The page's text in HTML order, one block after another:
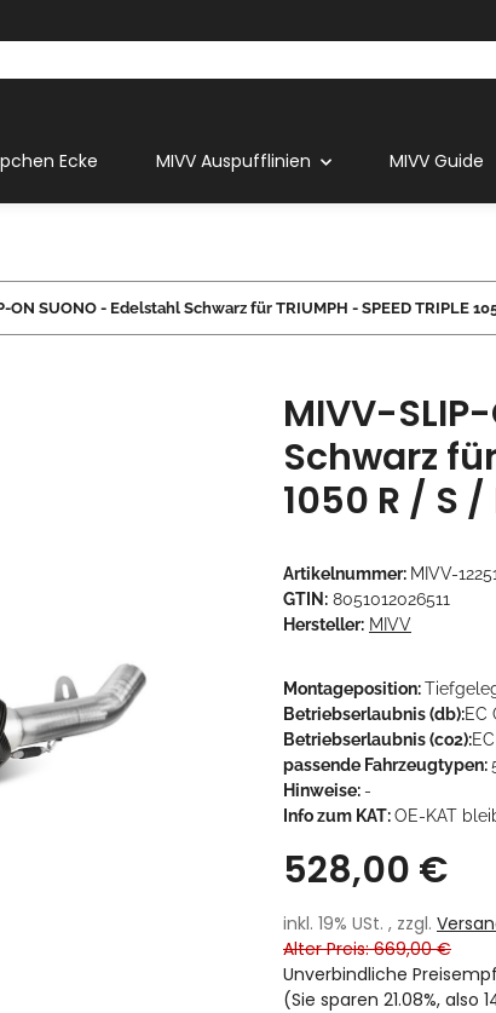
Ecke MIVV Auspufflinien MIVV Guide
ON SUONO - Edelstahl Schwarz für TRIUMPH - SPEED TRIPLE
MIVV-
Schwarz für
1050 R / S /
Artikelnummer: MIVV-
GTIN: 8051012026511
Hersteller: MIVV
Montageposition:
Betriebserlaubnis (db):EC
Betriebserlaubnis (co2):
passende Fahrzeugtypen:
Hinweise: -
Info zum KAT:OE-KAT
528,00 €
inkl. 19% USt. , zzgl.
Alter Preis: 669,00 €
Unverbindliche
(Sie sparen 21.08%, also